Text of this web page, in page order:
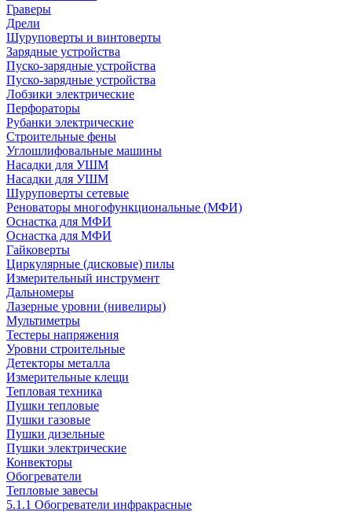
Граверы
Дрели
Шуруповерты и винтоверты
Зарядные устройства
Пуско-зарядные устройства
Пуско-зарядные устройства
Лобзики электрические
Перфораторы
Рубанки электрические
Строительные фены
Углошлифовальные машины
Насадки для УШМ
Насадки для УШМ
Шуруповерты сетевые
Реноваторы многофункциональные (МФИ)
Оснастка для МФИ
Оснастка для МФИ
Гайковерты
Циркулярные (дисковые) пилы
Измерительный инструмент
Дальномеры
Лазерные уровни (нивелиры)
Мультиметры
Тестеры напряжения
Уровни строительные
Детекторы металла
Измерительные клещи
Тепловая техника
Пушки тепловые
Пушки газовые
Пушки дизельные
Пушки электрические
Конвекторы
Обогреватели
Тепловые завесы
5.1.1 Обогреватели инфракрасные